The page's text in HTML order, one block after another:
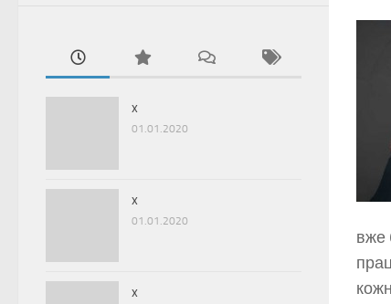
вже
x
01.01.2020
x
01.01.2020
x